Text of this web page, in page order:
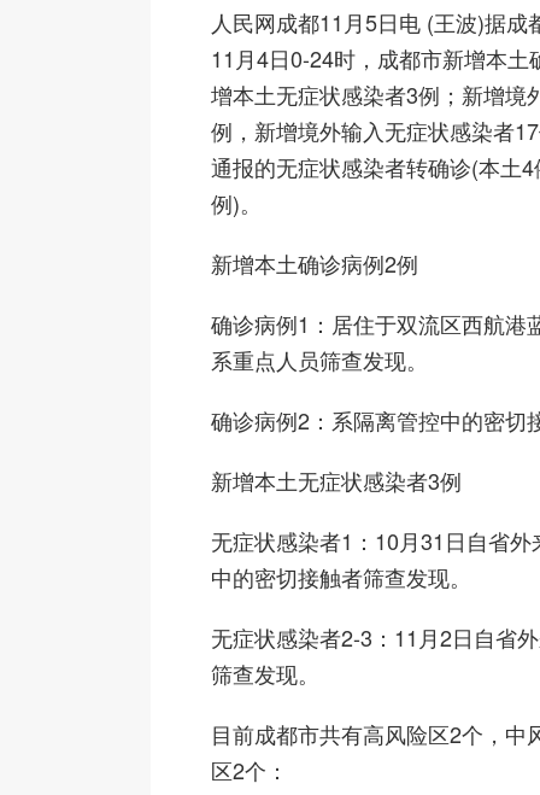
人民网成都11月5日电 (王波)据成
11月4日0-24时，成都市新增本土
增本土无症状感染者3例；新增境
例，新增境外输入无症状感染者
通报的无症状感染者转确诊(本土
例)。
新增本土确诊病例2例
确诊病例1：居住于双流区西航港
系重点人员筛查发现。
确诊病例2：系隔离管控中的密切
新增本土无症状感染者3例
无症状感染者1：10月31日自省
中的密切接触者筛查发现。
无症状感染者2-3：11月2日自省
筛查发现。
目前成都市共有高风险区2个，中
区2个：